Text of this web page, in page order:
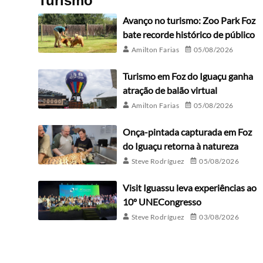
Avanço no turismo: Zoo Park Foz
bate recorde histórico de público
Amilton Farias 05/08/2026
Turismo em Foz do Iguaçu ganha
atração de balão virtual
Amilton Farias 05/08/2026
Onça-pintada capturada em Foz
do Iguaçu retorna à natureza
Steve Rodríguez 05/08/2026
Visit Iguassu leva experiências ao
10º UNECongresso
Steve Rodríguez 03/08/2026